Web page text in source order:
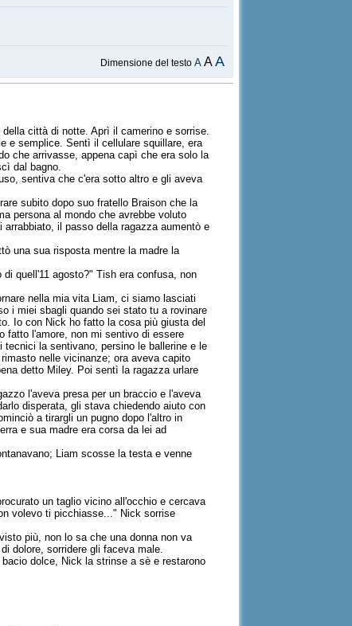
Dimensione del testoA AA
città di notte. Aprì il camerino e sorrise.
e semplice. Sentì il cellulare squillare, era
che arrivasse, appena capì che era solo la
dal bagno.
sentiva che c'era sotto altro e gli aveva
subito dopo suo fratello Braison che la
persona al mondo che avrebbe voluto
il passo della ragazza aumentò e
una sua risposta mentre la madre la
quell'11 agosto?" Tish era confusa, non
nella mia vita Liam, ci siamo lasciati
i miei sbagli quando sei stato tu a rovinare
Io con Nick ho fatto la cosa più giusta del
fatto l'amore, non mi sentivo di essere
la sentivano, persino le ballerine e le
nelle vicinanze; ora aveva capito
detto Miley. Poi sentì la ragazza urlare
l'aveva presa per un braccio e l'aveva
disperata, gli stava chiedendo aiuto con
a tirargli un pugno dopo l'altro in
e sua madre era corsa da lei ad
Liam scosse la testa e venne
un taglio vicino all'occhio e cercava
volevo ti picchiasse..." Nick sorrise
più, non lo sa che una donna non va
dolore, sorridere gli faceva male.
dolce, Nick la strinse a sè e restarono